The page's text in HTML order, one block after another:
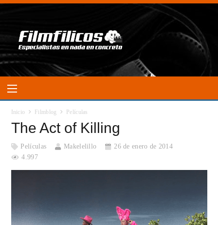
Inicio Filmblog Películas
The Act of Killing
Películas Makelelillo
26 de enero de 2014
4.997